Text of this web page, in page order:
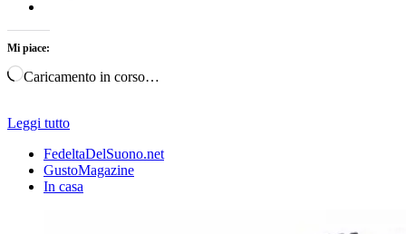
Mi piace:
Caricamento in corso…
Leggi tutto
FedeltaDelSuono.net
GustoMagazine
In casa